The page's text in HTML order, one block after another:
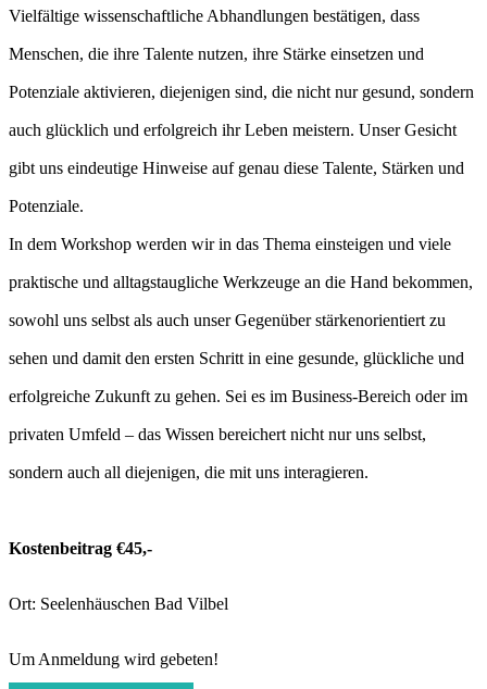
Vielfältige wissenschaftliche Abhandlungen bestätigen, dass
Menschen, die ihre Talente nutzen, ihre Stärke einsetzen und
Potenziale aktivieren, diejenigen sind, die nicht nur gesund, sondern
auch glücklich und erfolgreich ihr Leben meistern. Unser Gesicht
gibt uns eindeutige Hinweise auf genau diese Talente, Stärken und
Potenziale.
In dem Workshop werden wir in das Thema einsteigen und viele
praktische und alltagstaugliche Werkzeuge an die Hand bekommen,
sowohl uns selbst als auch unser Gegenüber stärkenorientiert zu
sehen und damit den ersten Schritt in eine gesunde, glückliche und
erfolgreiche Zukunft zu gehen. Sei es im Business-Bereich oder im
privaten Umfeld – das Wissen bereichert nicht nur uns selbst,
sondern auch all diejenigen, die mit uns interagieren.
Kostenbeitrag €45,-
Ort: Seelenhäuschen Bad Vilbel
Um Anmeldung wird gebeten!